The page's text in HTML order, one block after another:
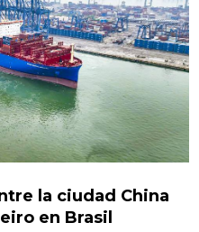
la ciudad China
en Brasil